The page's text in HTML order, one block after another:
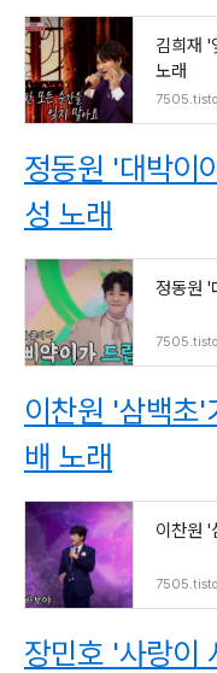
김희재 '
노래
정동원 '대박이
성 노래
정동원 '
이찬원 '삼백초'
배 노래
이찬원 '
장민호 '사랑이